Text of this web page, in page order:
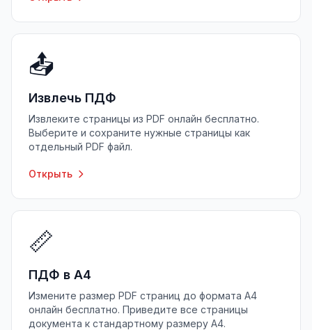
📤
Извлечь ПДФ
Извлеките страницы из PDF онлайн бесплатно.
Выберите и сохраните нужные страницы как
отдельный PDF файл.
Открыть
📏
ПДФ в A4
Измените размер PDF страниц до формата A4
онлайн бесплатно. Приведите все страницы
документа к стандартному размеру A4.